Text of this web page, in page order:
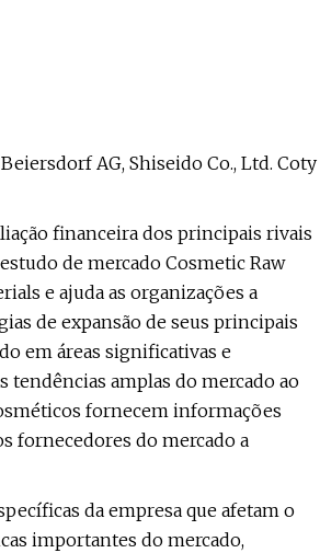
AG, Shiseido Co., Ltd. Coty
financeira dos principais rivais
de mercado Cosmetic Raw
e ajuda as organizações a
de expansão de seus principais
em áreas significativas e
tendências amplas do mercado ao
fornecem informações
fornecedores do mercado a
da empresa que afetam o
importantes do mercado,